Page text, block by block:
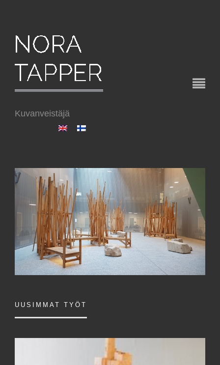
Kuvanveistäjä
UUSIMMAT TYÖT